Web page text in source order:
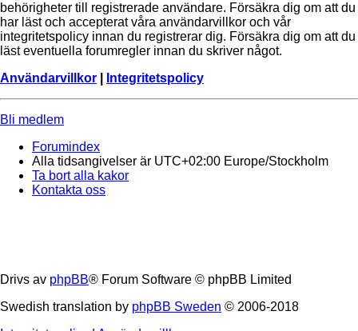
behörigheter till registrerade användare. Försäkra dig om att du
har läst och accepterat våra användarvillkor och vår
integritetspolicy innan du registrerar dig. Försäkra dig om att du
läst eventuella forumregler innan du skriver något.
Användarvillkor
Integritetspolicy
Bli medlem
Forumindex
Alla tidsangivelser är UTC+02:00 Europe/Stockholm
Ta bort alla kakor
Kontakta oss
Drivs av phpBB® Forum Software © phpBB Limited
Swedish translation by phpBB Sweden © 2006-2018